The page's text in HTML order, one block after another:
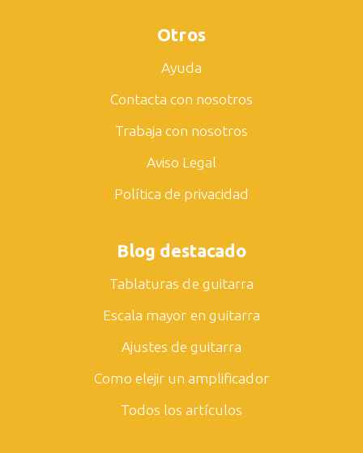
Otros
Ayuda
Contacta con nosotros
Trabaja con nosotros
Aviso Legal
Política de privacidad
Blog destacado
Tablaturas de guitarra
Escala mayor en guitarra
Ajustes de guitarra
Como elejir un amplificador
Todos los artículos